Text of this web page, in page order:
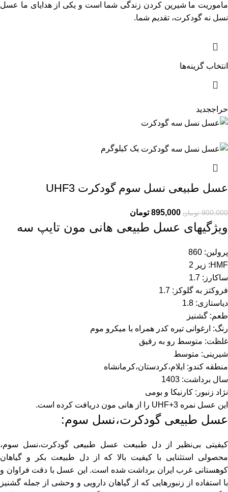
ماموریت ما شیرین کردن زندگی شما است و یکی از هدایای ما عسل
نسل نه گودکرت، تقدیم شما.
انتخاب گزینه‌ها
حراججدید
یک کیلوگرم
عسل طبیعی نسل سوم گودکرت UHF3
900,000 تومان 895,000 تومان
ویژگیهای عسل طبیعی هانی مون تایپ سه
پرولین: 860
HMF: زیر 2
ساکارز: 1.7
فروکتز به گلوکز: 1.7
دیاستازی: 1.8
طعم: گشنیز
رنگ: ارغوانی تیره کدر همراه با میکرو موم
غلظت: متوسط رو به رقیق
شیرینی: متوسط
منطقه کندو: ایلام،کردستان،کرمانشاه
سال برداشت: 1403
نژاد زنبور: کارنیکا و بومی
این عسل نمره UHF+3 را از هانی مون دریافت کرده است.
عسل طبیعی گودکرت،نسل سوم:
کیفیتی بی‌نظیر از دل طبیعت عسل طبیعی گودکرت،نسل سوم،
محصولی استثنایی با کیفیت بالا که از دل طبیعت بکر و گیاهان
کوهستانی غرب ایران برداشت شده است. این عسل با دقت فراوان و
با استفاده از زنبورهایی که از گیاهان دارویی و وحشی از جمله گشنیز